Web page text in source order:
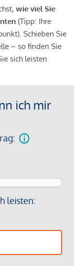
wie viel Sie
(Tipp: Ihre
Schieben Sie
– so finden Sie
sich leisten
ich mir
leisten: